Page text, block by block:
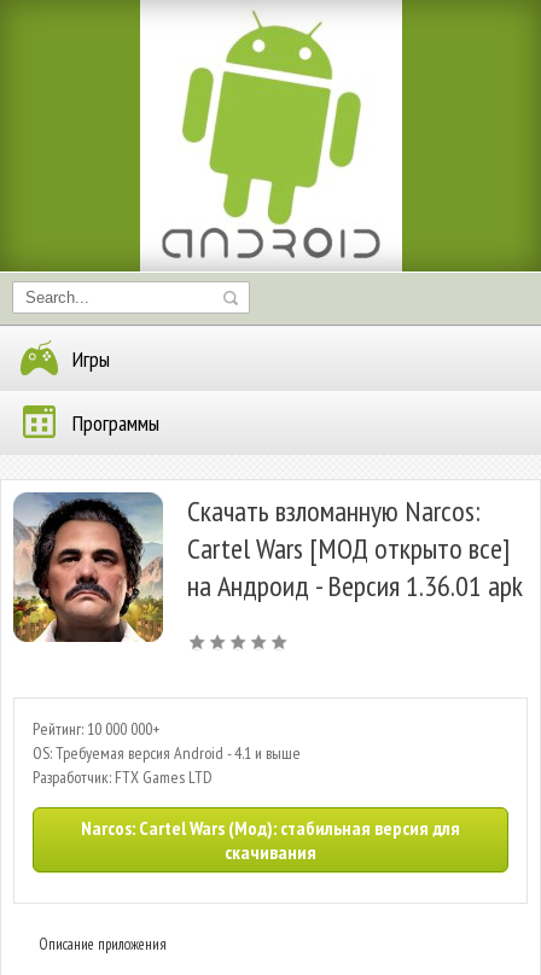
Игры
Программы
Скачать взломанную Narcos:
Cartel Wars [МОД открыто все]
на Андроид - Версия 1.36.01 apk
Рейтинг: 10 000 000+
OS: Требуемая версия Android - 4.1 и выше
Разработчик: FTX Games LTD
Narcos: Cartel Wars (Мод): стабильная версия для
скачивания
Описание приложения